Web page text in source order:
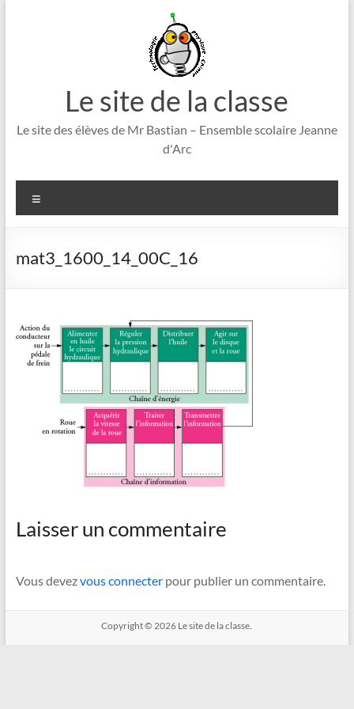
Le site de la classe
Le site des élèves de Mr Bastian – Ensemble scolaire Jeanne
d'Arc
mat3_1600_14_00C_16
Laisser un commentaire
Vous devezvous connecterpour publier un commentaire.
Copyright © 2026 Le site de la classe.